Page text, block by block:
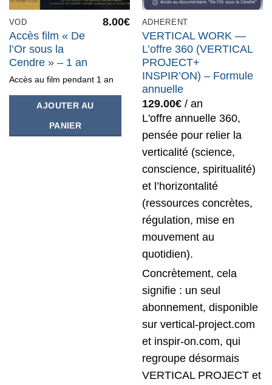
VOD
Accès film « De
l’Or sous la
Cendre » – 1 an
8.00€
Accès au film pendant 1 an
AJOUTER AU
PANIER
ADHERENT
VERTICAL WORK —
L’offre 360 (VERTICAL
PROJECT+
INSPIR’ON) – Formule
annuelle
129.00€ / an
L'offre annuelle 360,
pensée pour relier la
verticalité (science,
conscience, spiritualité)
et l’horizontalité
(ressources concrètes,
régulation, mise en
mouvement au
quotidien).
Concrètement, cela
signifie : un seul
abonnement, disponible
sur vertical-project.com
et inspir-on.com, qui
regroupe désormais
VERTICAL PROJECT et